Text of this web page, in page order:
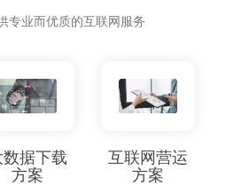
专业而优质的互联网服务
数据下载
方案
互联网营运
方案